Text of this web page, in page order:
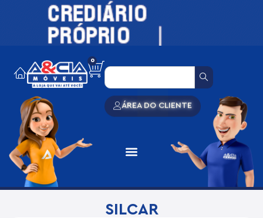
0
ÁREA DO CLIENTE
SILCAR